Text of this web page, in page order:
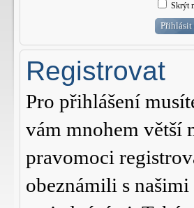
Skrýt
Registrovat
Pro přihlášení
vám mnohem větší
pravomoci
obeznámili s